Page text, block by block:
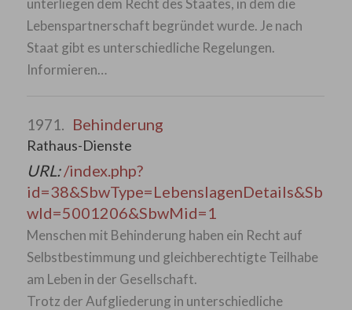
unterliegen dem Recht des Staates, in dem die
Lebenspartnerschaft begründet wurde. Je nach
Staat gibt es unterschiedliche Regelungen.
Informieren…
1971. Behinderung
Rathaus-Dienste
URL:/index.php?
id=38&SbwType=LebenslagenDetails&Sb
wId=5001206&SbwMid=1
Menschen mit Behinderung haben ein Recht auf
Selbstbestimmung und gleichberechtigte Teilhabe
am Leben in der Gesellschaft.
Trotz der Aufgliederung in unterschiedliche